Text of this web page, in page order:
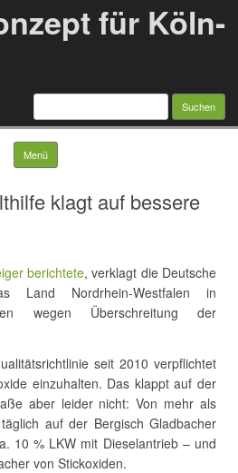
für Köln-
Suchen
Menü Springe zum Inhalt
klagt auf bessere
berichtete, verklagt die Deutsche
Land Nordrhein-Westfalen in
wegen Überschreitung der
seit 2010 verpflichtet
einzuhalten. Das klappt auf der
aber leider nicht: Von mehr als
auf der Bergisch Gladbacher
10 % LKW mit Dieselantrieb – und
von Stickoxiden.